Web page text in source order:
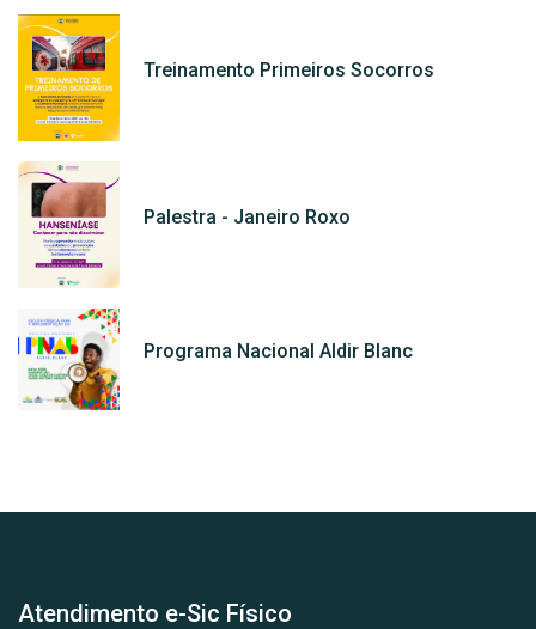
Treinamento Primeiros Socorros
Palestra - Janeiro Roxo
Programa Nacional Aldir Blanc
Atendimento e-Sic Físico